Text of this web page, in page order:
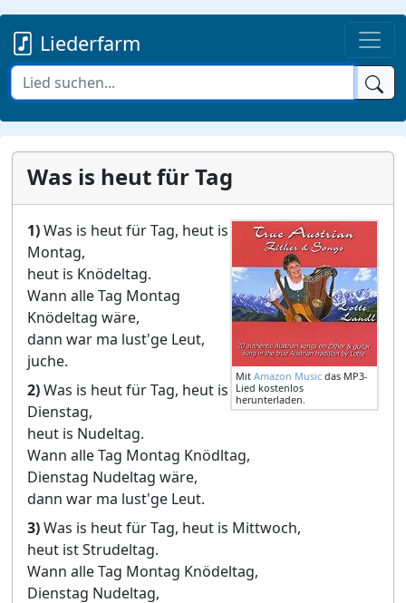
Liederfarm
Was is heut für Tag
Mit Amazon Music das MP3-
Lied kostenlos
herunterladen.
1)Was is heut für Tag, heut is
Montag,
heut is Knödeltag.
Wann alle Tag Montag
Knödeltag wäre,
dann war ma lust'ge Leut,
juche.
2)Was is heut für Tag, heut is
Dienstag,
heut is Nudeltag.
Wann alle Tag Montag Knödltag,
Dienstag Nudeltag wäre,
dann war ma lust'ge Leut.
3)Was is heut für Tag, heut is Mittwoch,
heut ist Strudeltag.
Wann alle Tag Montag Knödeltag,
Dienstag Nudeltag,